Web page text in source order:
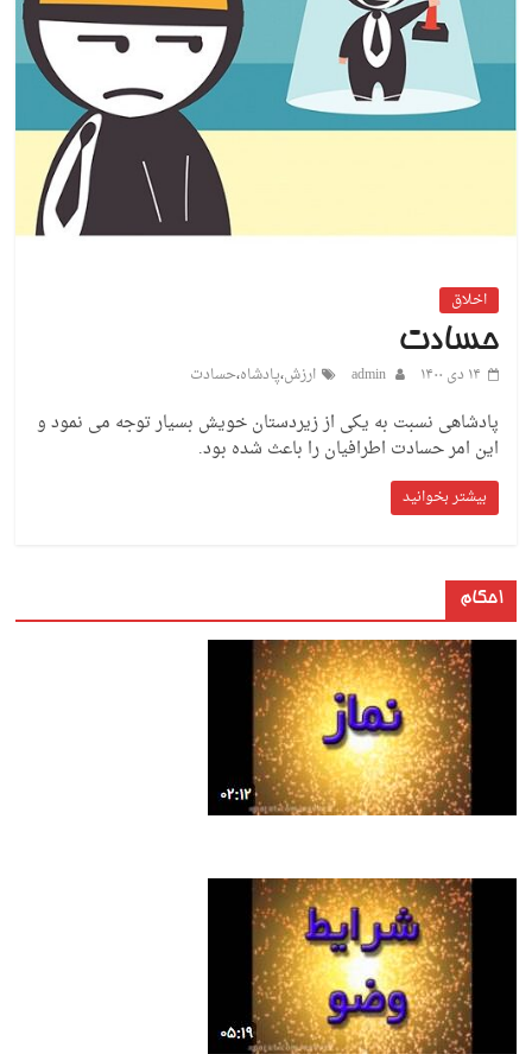
اخلاق
حسادت
۱۴ دی ۱۴۰۰ admin ارزش،پادشاه،حسادت
پادشاهی نسبت به یکی از زیردستان خویش بسیار توجه می نمود و
این امر حسادت اطرافیان را باعث شده بود.
بیشتر بخوانید
احکام